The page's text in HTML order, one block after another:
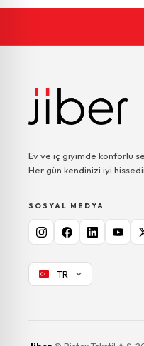
Ev ve iç giyimde konforlu
Her gün kendinizi iyi
SOSYAL MEDYA
TR